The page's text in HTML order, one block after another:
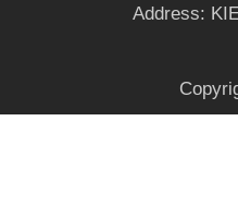
Address: